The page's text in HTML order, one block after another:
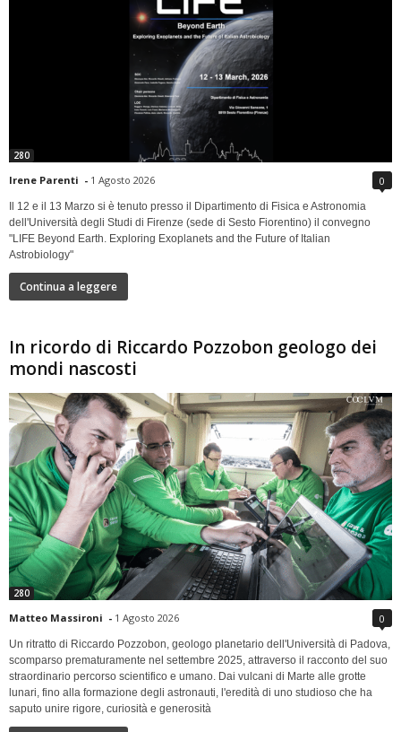
280
Irene Parenti - 1 Agosto 2026 0
Il 12 e il 13 Marzo si è tenuto presso il Dipartimento di Fisica e Astronomia
dell'Università degli Studi di Firenze (sede di Sesto Fiorentino) il convegno
"LIFE Beyond Earth. Exploring Exoplanets and the Future of Italian
Astrobiology"
Continua a leggere
In ricordo di Riccardo Pozzobon geologo dei
mondi nascosti
280
Matteo Massironi - 1 Agosto 2026 0
Un ritratto di Riccardo Pozzobon, geologo planetario dell'Università di Padova,
scomparso prematuramente nel settembre 2025, attraverso il racconto del suo
straordinario percorso scientifico e umano. Dai vulcani di Marte alle grotte
lunari, fino alla formazione degli astronauti, l'eredità di uno studioso che ha
saputo unire rigore, curiosità e generosità